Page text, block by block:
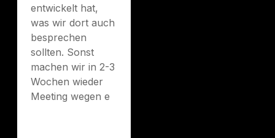
entwickelt hat,
was wir dort auch
besprechen
sollten. Sonst
machen wir in 2-3
Wochen wieder
Meeting wegen e